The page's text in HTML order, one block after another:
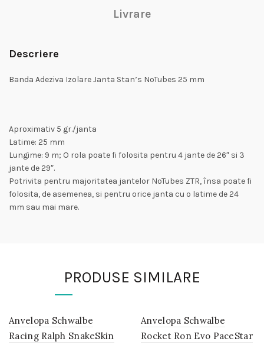
Livrare
Descriere
Banda Adeziva Izolare Janta Stan’s NoTubes 25 mm
Aproximativ 5 gr./janta
Latime: 25 mm
Lungime: 9 m; O rola poate fi folosita pentru 4 jante de 26″ si 3
jante de 29″.
Potrivita pentru majoritatea jantelor NoTubes ZTR, însa poate fi
folosita, de asemenea, si pentru orice janta cu o latime de 24
mm sau mai mare.
PRODUSE SIMILARE
IN
STOC
Anvelopa Schwalbe
Racing Ralph SnakeSkin
IN
STOC
Anvelopa Schwalbe
Rocket Ron Evo PaceStar